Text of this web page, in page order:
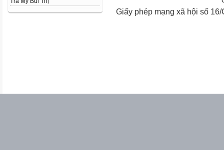
Giấy phép mạng xã hội số